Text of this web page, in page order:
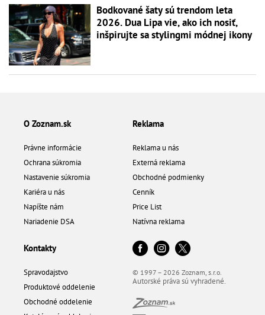
Bodkované šaty sú trendom leta
2026. Dua Lipa vie, ako ich nosiť,
inšpirujte sa stylingmi módnej ikony
O Zoznam.sk
Právne informácie
Ochrana súkromia
Nastavenie súkromia
Kariéra u nás
Napíšte nám
Nariadenie DSA
Reklama
Reklama u nás
Externá reklama
Obchodné podmienky
Cenník
Price List
Natívna reklama
Kontakty
Spravodajstvo
Produktové oddelenie
Obchodné oddelenie
© 1997 – 2026 Zoznam, s.r.o.
Autorské práva sú vyhradené.